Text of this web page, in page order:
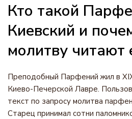
Кто такой
Киевский и
молитву читают
Преподобный Парфений жил в
Киево-Печерской Лавре.
текст по запросу молитва
Старец принимал сотни